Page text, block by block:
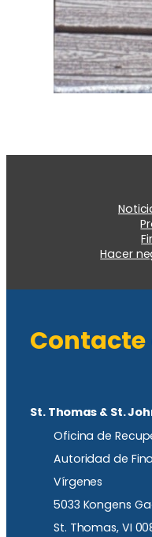
Hacer
Contacte
St. Thomas & St.
Oficina de
Autoridad de
Vírgenes
5033 Kongens
St. Thomas, VI